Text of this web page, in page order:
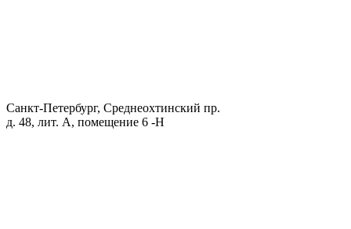
Санкт-Петербург, Среднеохтинский пр.
д. 48, лит. А, помещение 6 -Н